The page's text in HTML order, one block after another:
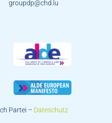
groupdp@chd.lu
Partei – Dateschutz